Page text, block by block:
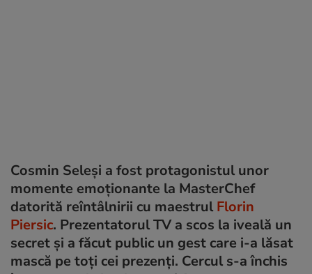
Cosmin Seleși a fost protagonistul unor
momente emoționante la MasterChef
datorită reîntâlnirii cu maestrul Florin
Piersic. Prezentatorul TV a scos la iveală un
secret și a făcut public un gest care i-a lăsat
mască pe toți cei prezenți. Cercul s-a închis